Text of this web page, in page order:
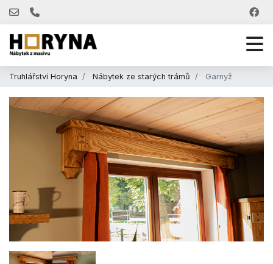
Truhlářství Horyna Nábytek ze starých trámů Garnyž